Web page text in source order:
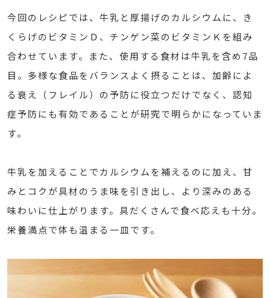
今回のレシピでは、牛乳と厚揚げのカルシウムに、き
くらげのビタミンＤ、チンゲン菜のビタミンＫを組み
合わせています。また、使用する食材は牛乳を含め7品
目。多様な食品をバランスよく摂ることは、加齢によ
る衰え（フレイル）の予防に役立つだけでなく、認知
症予防にも有効であることが研究で明らかになっていま
す。
牛乳を加えることでカルシウムを補えるのに加え、甘
みとコクが具材のうま味を引き出し、より深みのある
味わいに仕上がります。具だくさんで食べ応えも十分。
栄養満点で体も温まる一皿です。